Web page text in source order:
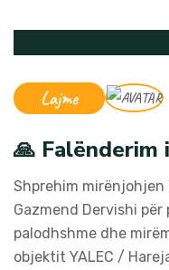
Lajme
🙏 Falënderim
Shprehim
Gazmend Dervishi
palodhshme dhe
objektit YALEC /